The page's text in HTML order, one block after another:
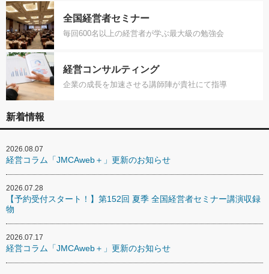
全国経営者セミナー
毎回600名以上の経営者が学ぶ最大級の勉強会
経営コンサルティング
企業の成長を加速させる講師陣が貴社にて指導
新着情報
2026.08.07
経営コラム「JMCAweb＋」更新のお知らせ
2026.07.28
【予約受付スタート！】第152回 夏季 全国経営者セミナー講演収録
物
2026.07.17
経営コラム「JMCAweb＋」更新のお知らせ